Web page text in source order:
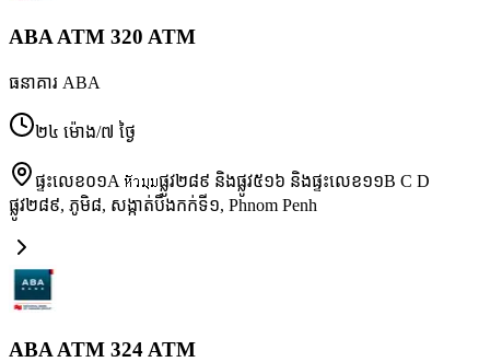
ABA ATM 320 ATM
ធនាគារ ABA
២៤ ម៉ោង/៧ ថ្ងៃ
ផ្ទះលេខ០១A หัวมุมផ្លូវ២៨៩ និងផ្លូវ៥១៦ និងផ្ទះលេខ១១B C D
ផ្លូវ២៨៩, ភូមិ៨, សង្កាត់បឹងកក់ទី១, Phnom Penh
ABA ATM 324 ATM